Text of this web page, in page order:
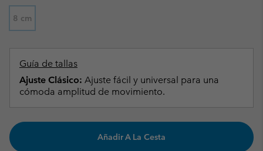
8 cm
Guía de tallas
Ajuste Clásico: Ajuste fácil y universal para una
cómoda amplitud de movimiento.
Añadir A La Cesta